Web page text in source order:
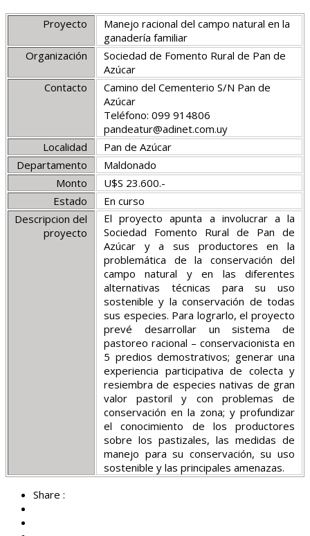
Proyecto
Manejo racional del campo natural en la
ganadería familiar
Organización
Sociedad de Fomento Rural de Pan de
Azúcar
Contacto
Camino del Cementerio S/N Pan de
Azúcar
Teléfono: 099 914806
pandeatur@adinet.com.uy
Localidad
Pan de Azúcar
Departamento
Maldonado
Monto
U$S 23.600.-
Estado
En curso
Descripcion del
proyecto
El proyecto apunta a involucrar a la
Sociedad Fomento Rural de Pan de
Azúcar y a sus productores en la
problemática de la conservación del
campo natural y en las diferentes
alternativas técnicas para su uso
sostenible y la conservación de todas
sus especies. Para lograrlo, el proyecto
prevé desarrollar un sistema de
pastoreo racional – conservacionista en
5 predios demostrativos; generar una
experiencia participativa de colecta y
resiembra de especies nativas de gran
valor pastoril y con problemas de
conservación en la zona; y profundizar
el conocimiento de los productores
sobre los pastizales, las medidas de
manejo para su conservación, su uso
sostenible y las principales amenazas.
Share :